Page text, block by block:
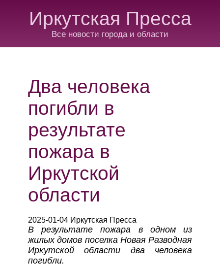
Иркутская Пресса
Все новости города и области
Два человека
погибли в
результате
пожара в
Иркутской
области
2025-01-04 Иркутская Пресса
В результате пожара в одном из
жилых домов поселка Новая Разводная
Иркутской области два человека
погибли.